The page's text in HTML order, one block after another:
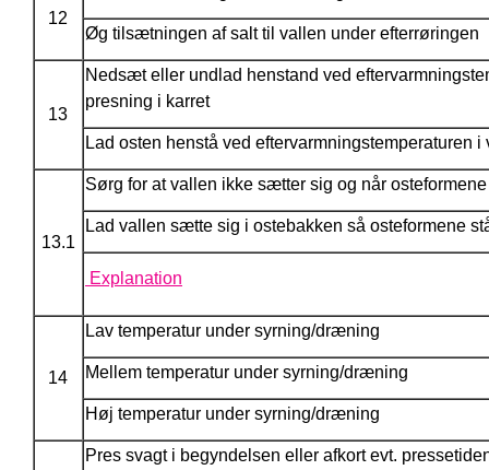
12
Øg tilsætningen af salt til vallen under efterrøringen
13
Nedsæt eller undlad henstand ved
presning i karret
Lad osten henstå ved eftervarmningstemperaturen
13.1
Sørg for at vallen ikke sætter sig og når
Lad vallen sætte sig i ostebakken så osteformene
Explanation
14
Lav temperatur under syrning/dræning
Mellem temperatur under syrning/dræning
Høj temperatur under syrning/dræning
Pres svagt i begyndelsen eller afkort evt.